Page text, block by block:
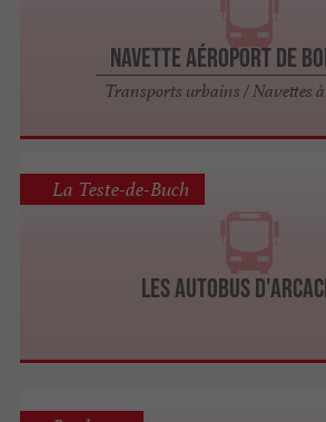
Navette Aéroport de
Transports urbains / Navettes
Les Autobus
La Teste-de-Buch